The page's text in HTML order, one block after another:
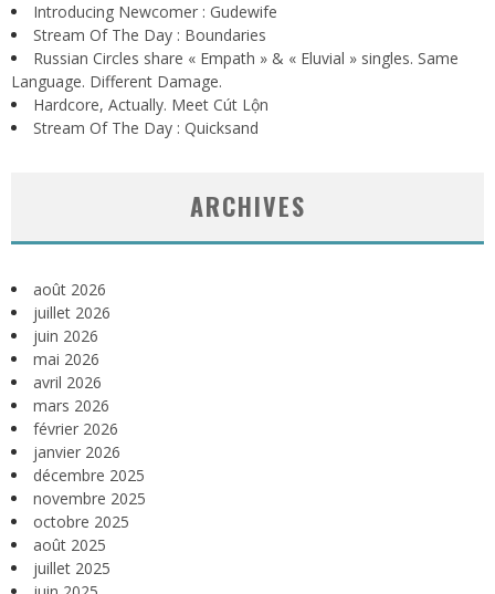
Introducing Newcomer : Gudewife
Stream Of The Day : Boundaries
Russian Circles share « Empath » & « Eluvial » singles. Same
Language. Different Damage.
Hardcore, Actually. Meet Cút Lộn
Stream Of The Day : Quicksand
ARCHIVES
août 2026
juillet 2026
juin 2026
mai 2026
avril 2026
mars 2026
février 2026
janvier 2026
décembre 2025
novembre 2025
octobre 2025
août 2025
juillet 2025